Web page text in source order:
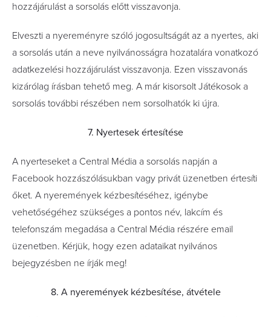
hozzájárulást a sorsolás előtt visszavonja.
Elveszti a nyereményre szóló jogosultságát az a nyertes, aki
a sorsolás után a neve nyilvánosságra hozatalára vonatkozó
adatkezelési hozzájárulást visszavonja. Ezen visszavonás
kizárólag írásban tehető meg. A már kisorsolt Játékosok a
sorsolás további részében nem sorsolhatók ki újra.
7. Nyertesek értesítése
A nyerteseket a Central Média a sorsolás napján a
Facebook hozzászólásukban vagy privát üzenetben értesíti
őket. A nyeremények kézbesítéséhez, igénybe
vehetőségéhez szükséges a pontos név, lakcím és
telefonszám megadása a Central Média részére email
üzenetben. Kérjük, hogy ezen adataikat nyilvános
bejegyzésben ne írják meg!
8. A nyeremények kézbesítése, átvétele